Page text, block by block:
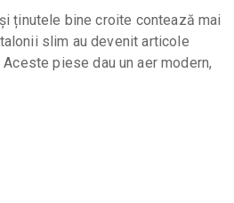
ținutele bine croite contează mai
slim au devenit articole
piese dau un aer modern,